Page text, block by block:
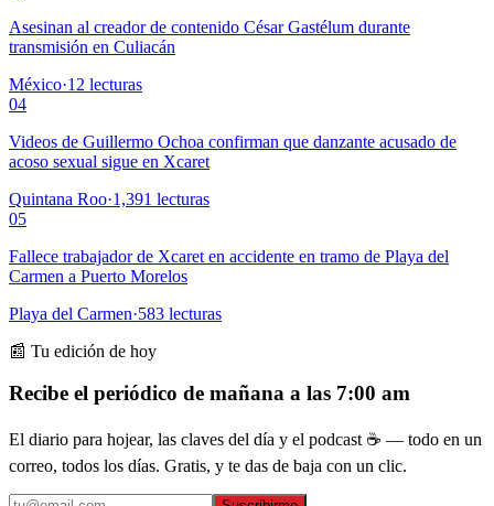
Asesinan al creador de contenido César Gastélum durante
transmisión en Culiacán
México·12 lecturas
04
Videos de Guillermo Ochoa confirman que danzante acusado de
acoso sexual sigue en Xcaret
Quintana Roo·1,391 lecturas
05
Fallece trabajador de Xcaret en accidente en tramo de Playa del
Carmen a Puerto Morelos
Playa del Carmen·583 lecturas
📰 Tu edición de hoy
Recibe el periódico de mañana a las 7:00 am
El diario para hojear, las claves del día y el podcast ☕ — todo en un
correo, todos los días. Gratis, y te das de baja con un clic.